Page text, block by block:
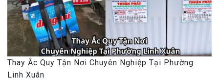
Thay Ắc Quy Tận Nơi Chuyên Nghiệp Tại Phường
Linh Xuân